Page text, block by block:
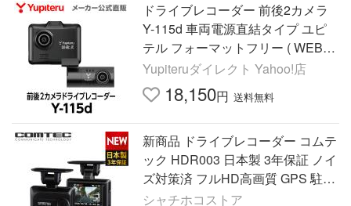
ドライブレコーダー 前後2カメラ
Y-115d 車両電源直結タイプ ユピ
テル フォーマットフリー ( WEB限
定 / 取説DL版 )
Yupiteruダイレクト Yahoo!店
18,150円 送料無料
新商品 ドライブレコーダー コムテ
ック HDR003 日本製 3年保証 ノイ
ズ対策済 フルHD高画質 GPS 駐車
監視対応 常時 衝撃録画【HDR002
シャチホコストア